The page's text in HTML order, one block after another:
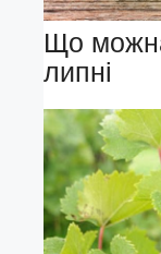
Що
липні